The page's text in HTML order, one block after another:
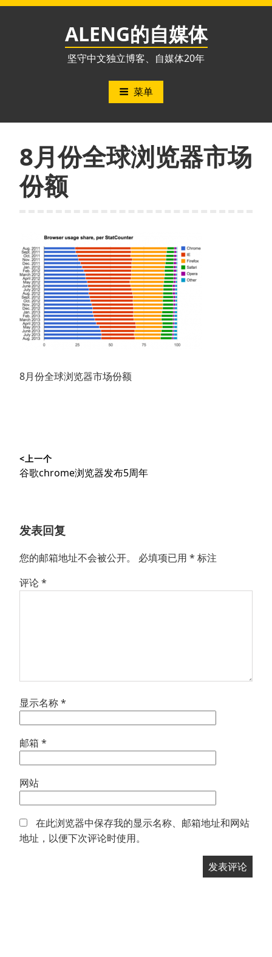
跳
ALENG的自媒体
坚守中文独立博客、自媒体20年
菜单
8月份全球浏览器市场
份额
8月份全球浏览器市场份额
章
<上一个
上
谷歌chrome浏览器发布5周年
发表回复
您的邮箱地址不会被公开。 必填项已用 * 标注
评论*
显示名称*
邮箱 *
网站
在此浏览器中保存我的显示名称、邮箱地址和网站
地址，以便下次评论时使用。